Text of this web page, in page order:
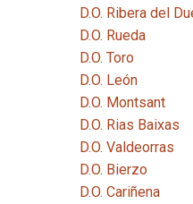
D.O. Ribera del
D.O. Rueda
D.O. Toro
D.O. León
D.O. Montsant
D.O. Rias Baixas
D.O. Valdeorras
D.O. Bierzo
D.O. Cariñena